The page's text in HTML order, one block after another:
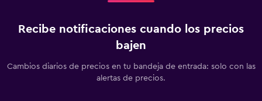
Recibe notificaciones cuando los precios
bajen
Cambios diarios de precios en tu bandeja de entrada: solo con las
alertas de precios.